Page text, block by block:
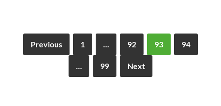
Previous 1 … 92 93 94
… 99 Next